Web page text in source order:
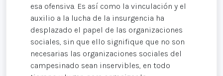
esa ofensiva. Es así como la vinculación y el
auxilio a la lucha de la insurgencia ha
desplazado el papel de las organizaciones
sociales, sin que ello signifique que no son
necesarias las organizaciones sociales del
campesinado sean inservibles, en todo